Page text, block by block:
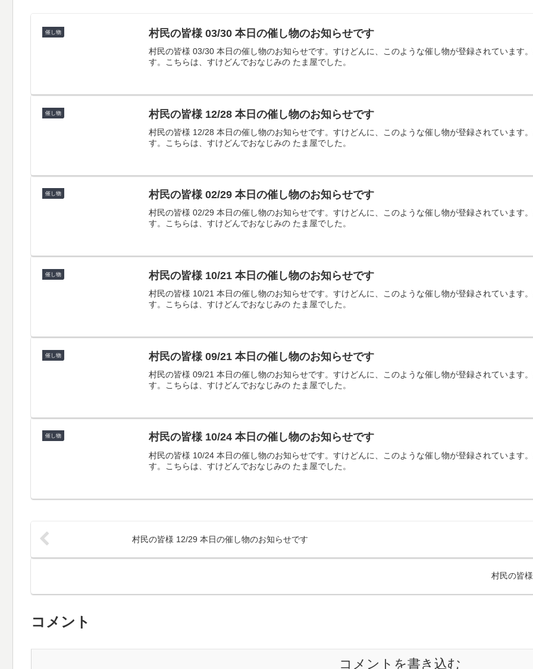
催し物 村民の皆様 03/30 本日の催し物のお知らせです
村民の皆様 03/30 本日の催し物のお知らせです。すけどんに、このような催し物が登録されています
す。こちらは、すけどんでおなじみの たま屋でした。
催し物 村民の皆様 12/28 本日の催し物のお知らせです
村民の皆様 12/28 本日の催し物のお知らせです。すけどんに、このような催し物が登録されています
す。こちらは、すけどんでおなじみの たま屋でした。
催し物 村民の皆様 02/29 本日の催し物のお知らせです
村民の皆様 02/29 本日の催し物のお知らせです。すけどんに、このような催し物が登録されています
す。こちらは、すけどんでおなじみの たま屋でした。
催し物 村民の皆様 10/21 本日の催し物のお知らせです
村民の皆様 10/21 本日の催し物のお知らせです。すけどんに、このような催し物が登録されています
す。こちらは、すけどんでおなじみの たま屋でした。
催し物 村民の皆様 09/21 本日の催し物のお知らせです
村民の皆様 09/21 本日の催し物のお知らせです。すけどんに、このような催し物が登録されています
す。こちらは、すけどんでおなじみの たま屋でした。
催し物 村民の皆様 10/24 本日の催し物のお知らせです
村民の皆様 10/24 本日の催し物のお知らせです。すけどんに、このような催し物が登録されています
す。こちらは、すけどんでおなじみの たま屋でした。
村民の皆様 12/29 本日の催し物のお知らせです
村民の皆
コメント
コメントを書き込む